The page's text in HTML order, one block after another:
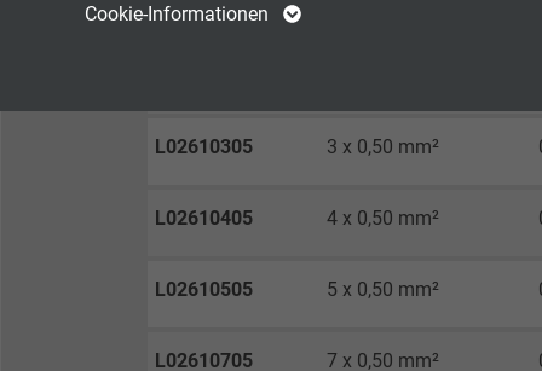
Enthält die
Optin-Einstellungen.
Name
Anbieter
Cookie-Informationen
Art.-Nr.
L02610305 3 x 0,50 mm²
L02610405 4 x 0,50 mm²
L02610505 5 x 0,50 mm²
L02610705 7 x 0,50 mm²